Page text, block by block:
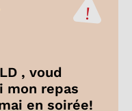
, voud
mon repas
en soirée!